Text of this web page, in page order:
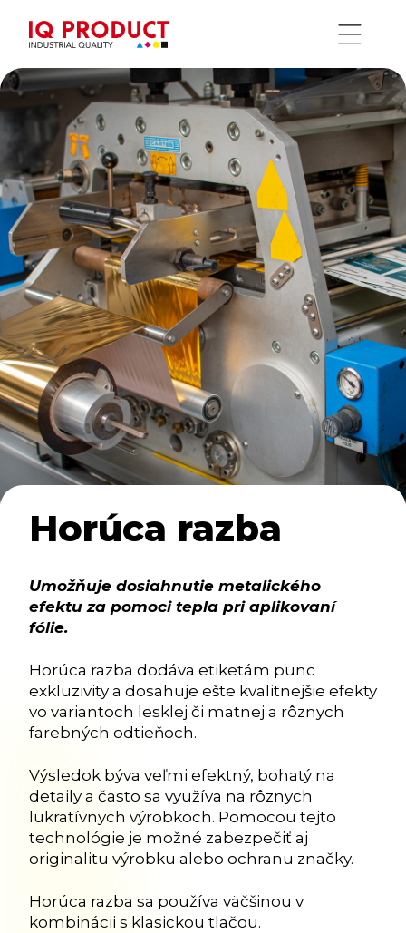
Horúca razba
Umožňuje dosiahnutie metalického
efektu za pomoci tepla pri aplikovaní
fólie.
Horúca razba dodáva etiketám punc
exkluzivity a dosahuje ešte kvalitnejšie efekty
vo variantoch lesklej či matnej a rôznych
farebných odtieňoch.
Výsledok býva veľmi efektný, bohatý na
detaily a často sa využíva na rôznych
lukratívnych výrobkoch. Pomocou tejto
technológie je možné zabezpečiť aj
originalitu výrobku alebo ochranu značky.
Horúca razba sa používa väčšinou v
kombinácii s klasickou tlačou.